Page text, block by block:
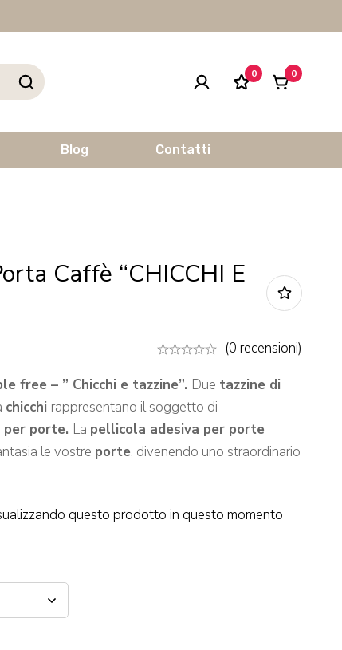
0 0
Blog Contatti
Caffè “CHICCHI E
(0 recensioni)
free – ” Chicchi e tazzine”. Due tazzine di
chicchi rappresentano il soggetto di
per porte. La pellicola adesiva per porte
le vostre porte, divenendo uno straordinario
questo prodotto in questo momento